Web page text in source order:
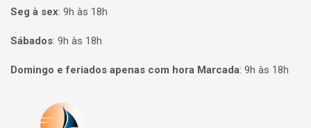
Seg à sex: 9h às 18h
Sábados: 9h às 18h
Domingo e feriados apenas com hora Marcada: 9h às 18h
Página inicial